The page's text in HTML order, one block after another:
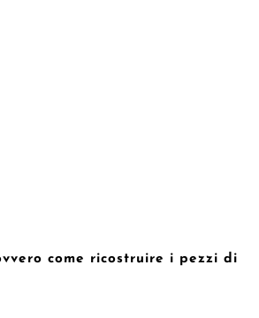
come ricostruire i pezzi di